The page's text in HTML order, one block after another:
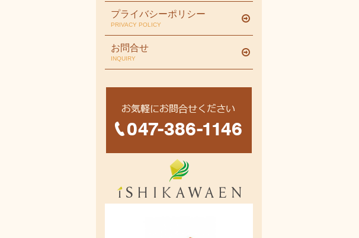
プライバシーポリシー
PRIVACY POLICY
お問合せ
INQUIRY